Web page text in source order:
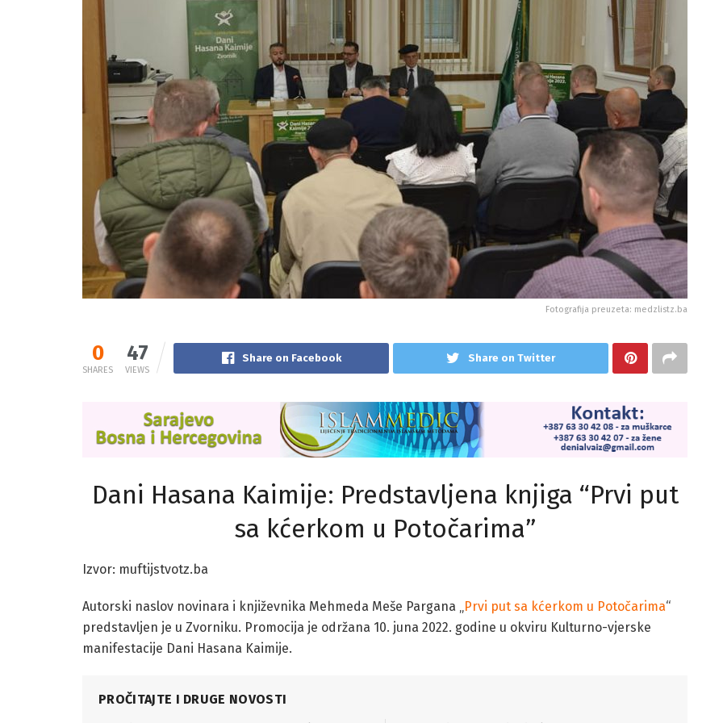
Fotografija preuzeta: medzlistz.ba
0
SHARES
47
VIEWS
Share on Facebook Share on Twitter
Dani Hasana Kaimije: Predstavljena knjiga “Prvi put
sa kćerkom u Potočarima”
Izvor: muftijstvotz.ba
Autorski naslov novinara i književnika Mehmeda Meše Pargana „Prvi put sa kćerkom u Potočarima“
predstavljen je u Zvorniku. Promocija je održana 10. juna 2022. godine u okviru Kulturno-vjerske
manifestacije Dani Hasana Kaimije.
PROČITAJTE I DRUGE NOVOSTI